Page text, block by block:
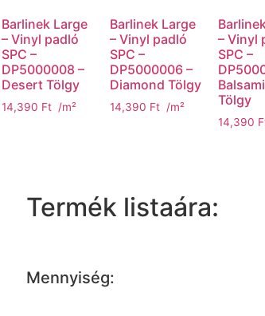
Barlinek Large
– Vinyl padló
SPC –
DP5000008 –
Desert Tölgy
14,390 Ft /m²
Barlinek Large
– Vinyl padló
SPC –
DP5000006 –
Diamond Tölgy
14,390 Ft /m²
– Vinyl
SPC –
Tölgy
14,390
Termék listaára:
Mennyiség: